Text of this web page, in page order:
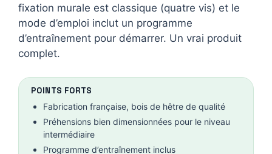
fixation murale est classique (quatre vis) et le
mode d’emploi inclut un programme
d’entraînement pour démarrer. Un vrai produit
complet.
POINTS FORTS
Fabrication française, bois de hêtre de qualité
Préhensions bien dimensionnées pour le niveau
intermédiaire
Programme d’entraînement inclus